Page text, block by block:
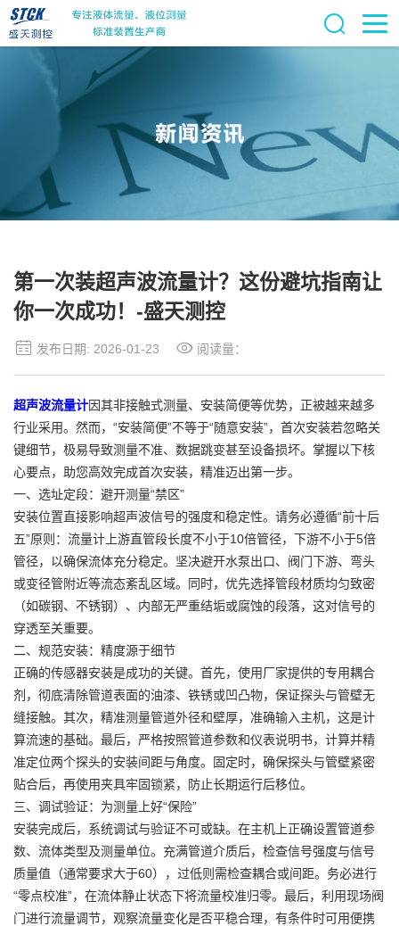
第一次装超声波流量计？这份避坑指南让
你一次成功！-盛天测控
发布日期: 2026-01-23 阅读量：
超声波流量计因其非接触式测量、安装简便等优势，正被越来越多
行业采用。然而，“安装简便”不等于“随意安装”，首次安装若忽略关
键细节，极易导致测量不准、数据跳变甚至设备损坏。掌握以下核
心要点，助您高效完成首次安装，精准迈出第一步。
一、选址定段：避开测量“禁区”
安装位置直接影响超声波信号的强度和稳定性。请务必遵循“前十后
五”原则：流量计上游直管段长度不小于10倍管径，下游不小于5倍
管径，以确保流体充分稳定。坚决避开水泵出口、阀门下游、弯头
或变径管附近等流态紊乱区域。同时，优先选择管段材质均匀致密
（如碳钢、不锈钢）、内部无严重结垢或腐蚀的段落，这对信号的
穿透至关重要。
二、规范安装：精度源于细节
正确的传感器安装是成功的关键。首先，使用厂家提供的专用耦合
剂，彻底清除管道表面的油漆、铁锈或凹凸物，保证探头与管壁无
缝接触。其次，精准测量管道外径和壁厚，准确输入主机，这是计
算流速的基础。最后，严格按照管道参数和仪表说明书，计算并精
准定位两个探头的安装间距与角度。固定时，确保探头与管壁紧密
贴合后，再使用夹具牢固锁紧，防止长期运行后移位。
三、调试验证：为测量上好“保险”
安装完成后，系统调试与验证不可或缺。在主机上正确设置管道参
数、流体类型及测量单位。充满管道介质后，检查信号强度与信号
质量值（通常要求大于60），过低则需检查耦合或间距。务必进行
“零点校准”，在流体静止状态下将流量校准归零。最后，利用现场阀
门进行流量调节，观察流量变化是否平稳合理，有条件时可用便携